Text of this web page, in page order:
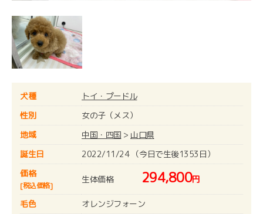
犬種
トイ・プードル
性別
女の子（メス）
地域
中国・四国 > 山口県
誕生日
2022/11/24 （今日で生後1353日）
価格
[税込価格]
生体価格 294,800円
毛色
オレンジフォーン